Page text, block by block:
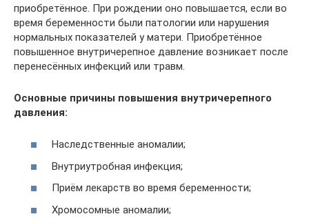
приобретённое. При рождении оно повышается, если во
время беременности были патологии или нарушения
нормальных показателей у матери. Приобретённое
повышенное внутричерепное давление возникает после
перенесённых инфекций или травм.
Основные причины повышения внутричерепного
давления:
Наследственные аномалии;
Внутриутробная инфекция;
Приём лекарств во время беременности;
Хромосомные аномалии;